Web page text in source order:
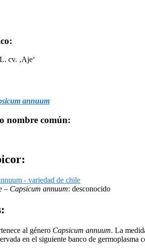
L. cv. ‚Aje‘
annuum
nombre común:
– Capsicum annuum: desconocido
al género Capsicum annuum. La
en el siguiente banco de germoplasma